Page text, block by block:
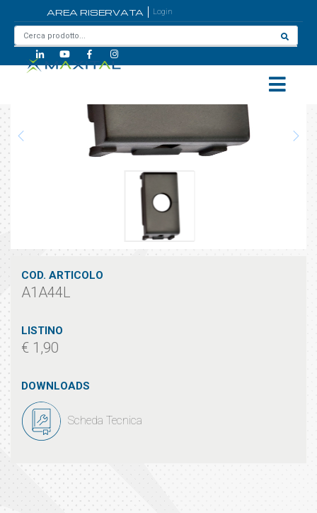
AREA RISERVATA Login
COD. ARTICOLO
A1A44L
LISTINO
€ 1,90
DOWNLOADS
Scheda Tecnica